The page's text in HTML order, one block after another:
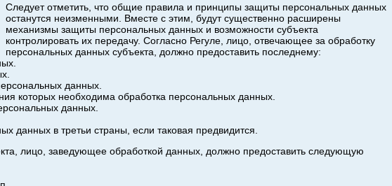
Следует отметить, что общие правила и принципы защиты персональных данных
останутся неизменными. Вместе с этим, будут существенно расширены
механизмы защиты персональных данных и возможности субъекта
контролировать их передачу. Согласно Регуле, лицо, отвечающее за обработку
персональных данных субъекта, должно предоставить последнему:
данных.
которых необходима обработка персональных данных.
данных.
данных в третьи страны, если таковая предвидится.
лицо, заведующее обработкой данных, должно предоставить следующую